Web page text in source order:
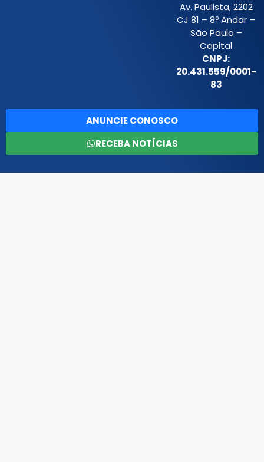
Av. Paulista, 2202
CJ 81 – 8º Andar –
São Paulo –
Capital
CNPJ:
20.431.559/0001-
83
ANUNCIE CONOSCO
RECEBA NOTÍCIAS